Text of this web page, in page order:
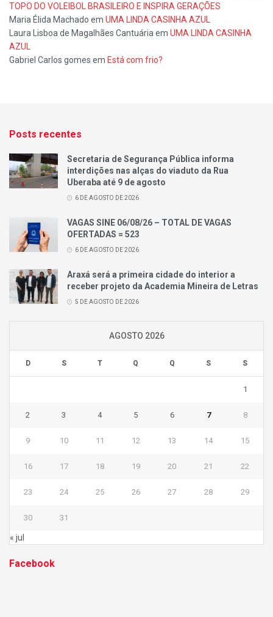
TOPO DO VOLEIBOL BRASILEIRO E INSPIRA GERAÇÕES
Maria Élida Machado em UMA LINDA CASINHA AZUL
Laura Lisboa de Magalhães Cantuária em UMA LINDA CASINHA
AZUL
Gabriel Carlos gomes em Está com frio?
Posts recentes
Secretaria de Segurança Pública informa
interdições nas alças do viaduto da Rua
Uberaba até 9 de agosto
6 DE AGOSTO DE 2026
VAGAS SINE 06/08/26 – TOTAL DE VAGAS
OFERTADAS = 523
6 DE AGOSTO DE 2026
Araxá será a primeira cidade do interior a
receber projeto da Academia Mineira de Letras
5 DE AGOSTO DE 2026
AGOSTO 2026
D S T Q Q S S
1
2 3 4 5 6 7 8
9 10 11 12 13 14 15
16 17 18 19 20 21 22
23 24 25 26 27 28 29
30 31
« jul
Facebook